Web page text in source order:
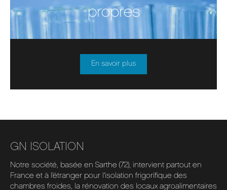
propres
En savoir plus
GN ISOLATION
Notre société, basée en Sarthe (72), intervient partout en
France et à l’étranger pour l’isolation frigorifique des
chambres froides, la rénovation des locaux agroalimentaires